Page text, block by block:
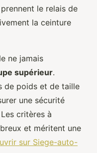
le relais de
la ceinture
ne jamais
supérieur.
de poids et de taille
une sécurité
critères à
et méritent une
sur Siege-auto-